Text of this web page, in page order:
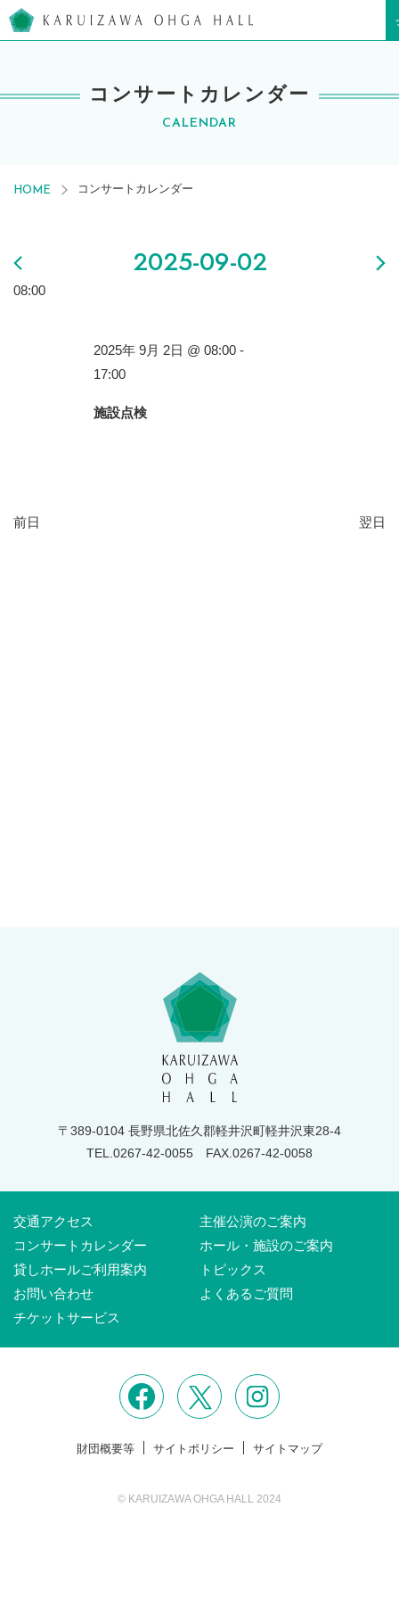
コンサートカレンダー
CALENDAR
HOME コンサートカレンダー
2025-09-02
08:00
2025年 9月 2日 @ 08:00 -
17:00
施設点検
前日 翌日
〒389-0104 長野県北佐久郡軽井沢町軽井沢東28-4
TEL.0267-42-0055 FAX.0267-42-0058
交通アクセス
主催公演のご案内
コンサートカレンダー
ホール・施設のご案内
貸しホールご利用案内
トピックス
お問い合わせ
よくあるご質問
チケットサービス
財団概要等 サイトポリシー サイトマップ
© KARUIZAWA OHGA HALL 2024